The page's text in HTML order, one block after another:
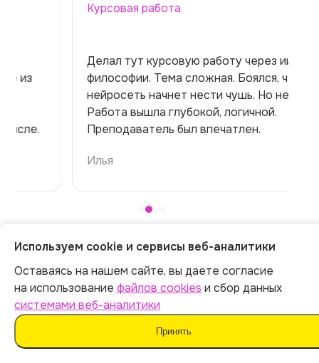
Курсовая работа
Делал тут курсовую работу через ии по
философии. Тема сложная. Боялся, что
нейросеть начнет нести чушь. Но нет!
Работа вышла глубокой, логичной.
Преподаватель был впечатлен.
Похожие проекты
Используем cookie и сервисы веб-аналитики
Оставаясь на нашем сайте, вы даете согласие
на использование файлов cookies и сбор данных
системами веб-аналитики
Принять